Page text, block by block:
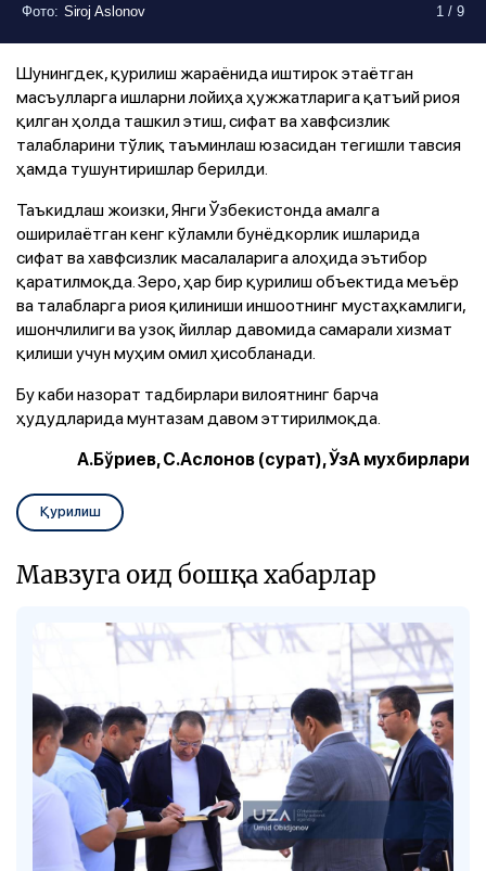
Фото: Siroj Aslonov 1 /9
Фото: Siroj Aslonov 1/9
Фото: Siroj Aslonov 1/9
Фото: Siroj Aslonov 1/9
Фото: Siroj Aslonov 1/9
Фото: Siroj Aslonov 1/9
Фото: Siroj Aslonov 1/9
Шунингдек, қурилиш жараёнида иштирок этаётган
масъулларга ишларни лойиҳа ҳужжатларига қатъий риоя
қилган ҳолда ташкил этиш, сифат ва хавфсизлик
талабларини тўлиқ таъминлаш юзасидан тегишли тавсия
ҳамда тушунтиришлар берилди.
Таъкидлаш жоизки, Янги Ўзбекистонда амалга
оширилаётган кенг кўламли бунёдкорлик ишларида
сифат ва хавфсизлик масалаларига алоҳида эътибор
қаратилмоқда. Зеро, ҳар бир қурилиш объектида меъёр
ва талабларга риоя қилиниши иншоотнинг мустаҳкамлиги,
ишончлилиги ва узоқ йиллар давомида самарали хизмат
қилиши учун муҳим омил ҳисобланади.
Бу каби назорат тадбирлари вилоятнинг барча
ҳудудларида мунтазам давом эттирилмоқда.
А.Бўриев, С.Аслонов (сурат), ЎзА мухбирлари
Қурилиш
Мавзуга оид бошқа хабарлар